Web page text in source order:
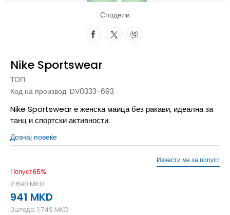
Сподели
Nike Sportswear
ТОП
Код на производ: DV0333-693
Nike Sportswear е женска маица без ракави, идеална за
танц и спортски активности.
Дознај повеќе
Попуст65%
2.690MKD
941 MKD
Зштеда: 1.749 MKD
Извести ме за попуст